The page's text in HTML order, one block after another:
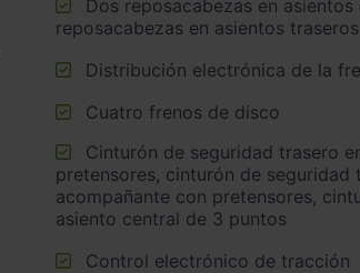
reposacabezas en asientos
Distribución electrónica de la
Cuatro frenos de disco
pretensores, cinturón de seguridad
acompañante con pretensores,
asiento central de 3 puntos
Control electrónico de tracción